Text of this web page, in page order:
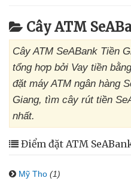
Cây ATM
Cây ATM SeABank Tiền
tổng hợp bởi Vay tiền
đặt máy ATM ngân hàng
Giang, tìm cây rút tiền
nhất.
Điểm đặt ATM
Mỹ Tho (1)